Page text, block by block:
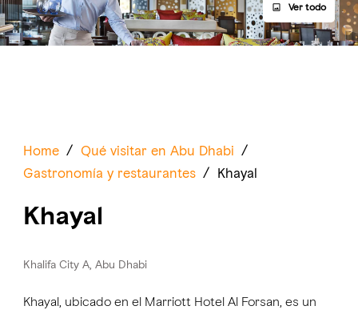
Ver todo
Home / Qué visitar en Abu Dhabi /
Gastronomía y restaurantes / Khayal
Khayal
Khalifa City A, Abu Dhabi
Khayal, ubicado en el Marriott Hotel Al Forsan, es un